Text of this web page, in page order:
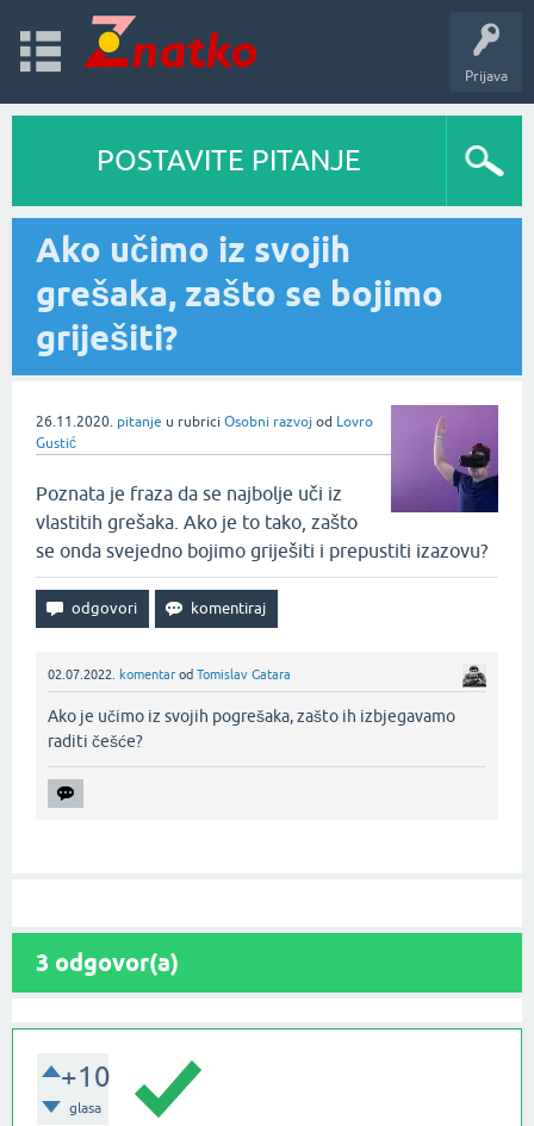
Prijava
POSTAVITE PITANJE
Ako učimo iz svojih
grešaka, zašto se bojimo
griješiti?
26.11.2020. pitanje u rubrici Osobni razvoj od Lovro
Gustić
Poznata je fraza da se najbolje uči iz
vlastitih grešaka. Ako je to tako, zašto
se onda svejedno bojimo griješiti i prepustiti izazovu?
02.07.2022. komentar od Tomislav Gatara
Ako je učimo iz svojih pogrešaka, zašto ih izbjegavamo
raditi češće?‌
3 odgovor(a)
+10
glasa